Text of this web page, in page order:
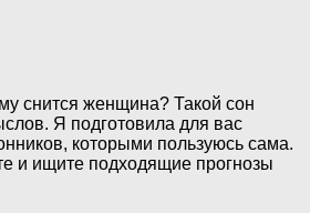
снится женщина? Такой сон
Я подготовила для вас
которыми пользуюсь сама.
и ищите подходящие прогнозы